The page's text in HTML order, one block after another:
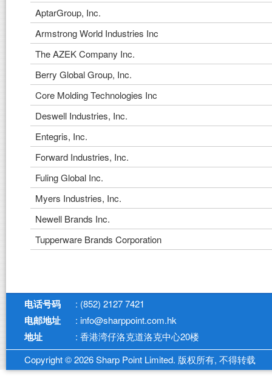
AptarGroup, Inc.
Armstrong World Industries Inc
The AZEK Company Inc.
Berry Global Group, Inc.
Core Molding Technologies Inc
Deswell Industries, Inc.
Entegris, Inc.
Forward Industries, Inc.
Fuling Global Inc.
Myers Industries, Inc.
Newell Brands Inc.
Tupperware Brands Corporation
电话号码 : (852) 2127 7421
电邮地址 : info@sharppoint.com.hk
地址
: 香港湾仔洛克道洛克中心20楼
Copyright © 2026 Sharp Point Limited. 版权所有, 不得转载